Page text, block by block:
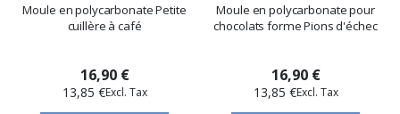
Moule en polycarbonate Petite
cuillère à café
16,90 €
13,85 €
Moule en polycarbonate pour
chocolats forme Pions d'échec
16,90 €
13,85 €